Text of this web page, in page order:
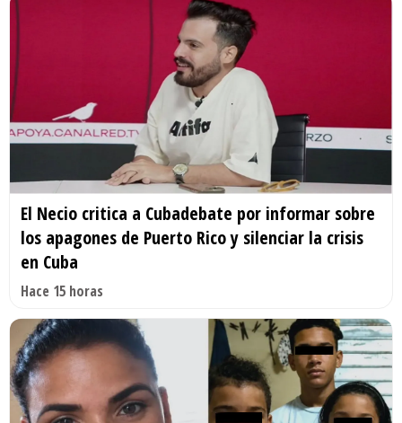
El Necio critica a Cubadebate por informar sobre
los apagones de Puerto Rico y silenciar la crisis
en Cuba
Hace 15 horas